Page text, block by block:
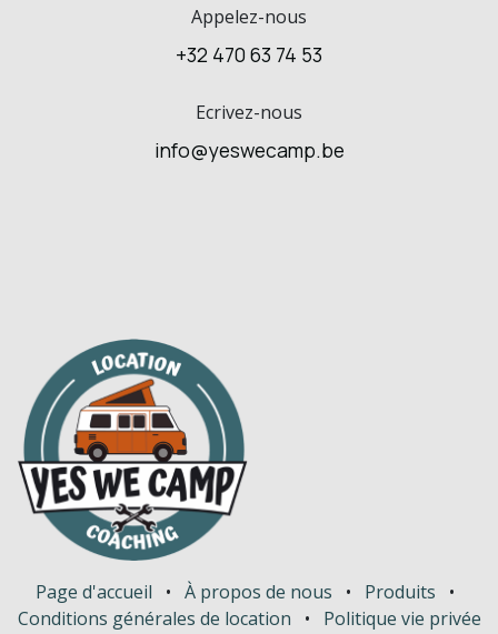
Appelez-nous
+32 470 63 74 53
Ecrivez-nous
info@yeswecamp.be
Page d'accueil • À propos de nous • Produits
•
Conditions générales de location
• Politique vie privée